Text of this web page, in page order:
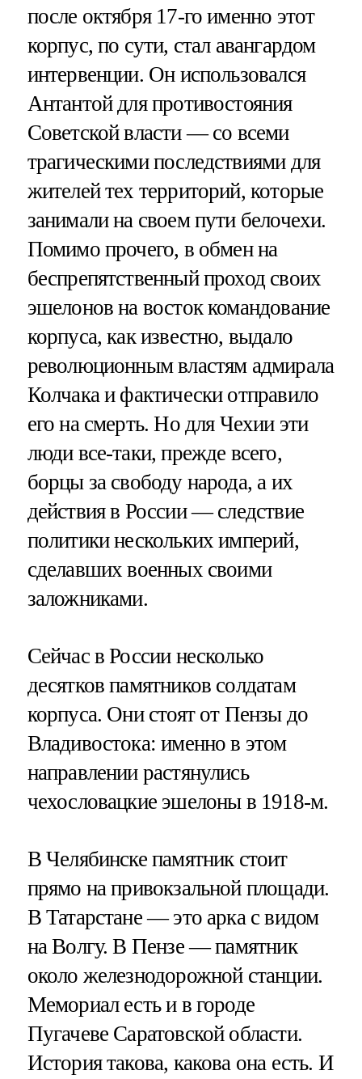
после октября 17-го именно этот
корпус, по сути, стал авангардом
интервенции. Он использовался
Антантой для противостояния
Советской власти — со всеми
трагическими последствиями для
жителей тех территорий, которые
занимали на своем пути белочехи.
Помимо прочего, в обмен на
беспрепятственный проход своих
эшелонов на восток командование
корпуса, как известно, выдало
революционным властям адмирала
Колчака и фактически отправило
его на смерть. Но для Чехии эти
люди все-таки, прежде всего,
борцы за свободу народа, а их
действия в России — следствие
политики нескольких империй,
сделавших военных своими
заложниками.
Сейчас в России несколько
десятков памятников солдатам
корпуса. Они стоят от Пензы до
Владивостока: именно в этом
направлении растянулись
чехословацкие эшелоны в 1918-м.
В Челябинске памятник стоит
прямо на привокзальной площади.
В Татарстане — это арка с видом
на Волгу. В Пензе — памятник
около железнодорожной станции.
Мемориал есть и в городе
Пугачеве Саратовской области.
История такова, какова она есть. И